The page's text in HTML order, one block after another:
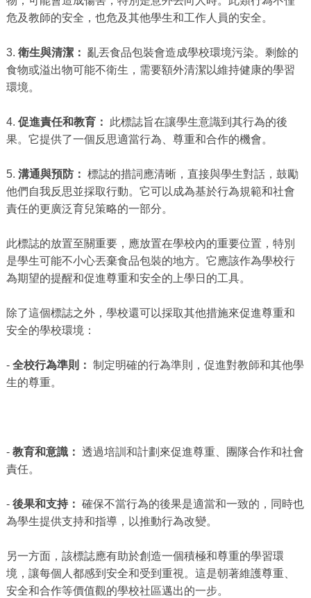
危及教師的安全，也危及其他學生和工作人員的安全。
3. 衛生與清潔： 亂丟食品包裝會造成學校環境污染。剩餘的
食物或溢出物可能不衛生，需要額外清潔以維持健康的學習
環境。
4. 促進責任和教育：
此標誌旨在讓學生意識到其行為的後
果。它提供了一個反思適當行為、尊重和合作的機會。
5. 溝通與預防： 標誌的措詞應清晰，直接與學生對話，鼓勵
他們自我反思並採取行動。它可以成為基於行為規範和社會
責任的更廣泛育兒策略的一部分。
此標誌的放置至關重要，應放置在學校內的重要位置，特別
是學生可能不小心丟棄食品包裝的地方。它應該作為學校行
為期望的提醒和促進尊重和安全的上學日的工具。
除了這個標誌之外，學校還可以採取其他措施來促進尊重和
安全的學校環境：
- 全校行為準則： 制定明確的行為準則，促進對教師和其他學
生的尊重。
- 教育和意識： 透過培訓和計劃來促進尊重、團隊合作和社會
責任。
- 後果和支持： 確保不當行為的後果是適當和一致的，同時也
為學生提供支持和指導，以推動行為改變。
另一方面，該標誌應有助於創造一個積極和尊重的學習環
境，讓每個人都感到安全和受到重視。這是朝著維護尊重、
安全和合作等價值觀的學校社區邁出的一步。